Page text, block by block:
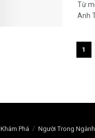
Từ
Anh
1
Khám Phá Người Trong Ngành